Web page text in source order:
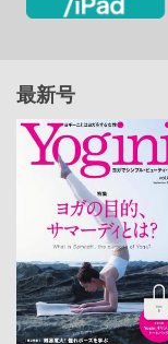
最新号